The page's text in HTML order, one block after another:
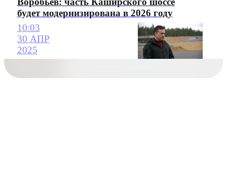
будет модернизирована в 2026 году
10:03
30 АПР
2025